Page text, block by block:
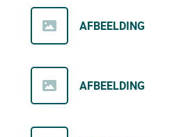
AFBEELDING
AFBEELDING